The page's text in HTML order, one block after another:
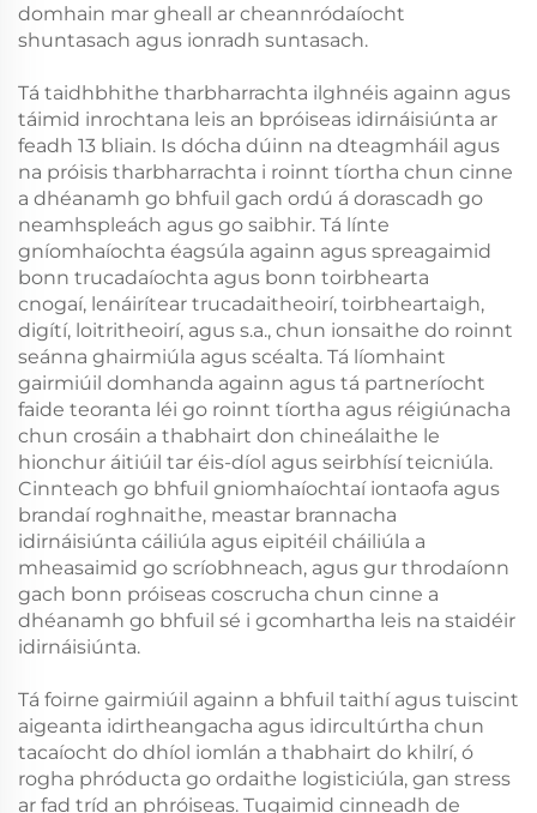
domhain mar gheall ar cheannródaíocht
shuntasach agus ionradh suntasach.
Tá taidhbhithe tharbharrachta ilghnéis againn agus
táimid inrochtana leis an bpróiseas idirnáisiúnta ar
feadh 13 bliain. Is dócha dúinn na dteagmháil agus
na próisis tharbharrachta i roinnt tíortha chun cinne
a dhéanamh go bhfuil gach ordú á dorascadh go
neamhspleách agus go saibhir. Tá línte
gníomhaíochta éagsúla againn agus spreagaimid
bonn trucadaíochta agus bonn toirbhearta
cnogaí, lenáirítear trucadaitheoirí, toirbheartaigh,
digítí, loitritheoirí, agus s.a., chun ionsaithe do roinnt
seánna ghairmiúla agus scéalta. Tá líomhaint
gairmiúil domhanda againn agus tá partneríocht
faide teoranta léi go roinnt tíortha agus réigiúnacha
chun crosáin a thabhairt don chineálaithe le
hionchur áitiúil tar éis-díol agus seirbhísí teicniúla.
Cinnteach go bhfuil gniomhaíochtaí iontaofa agus
brandaí roghnaithe, meastar brannacha
idirnáisiúnta cáiliúla agus eipitéil cháiliúla a
mheasaimid go scríobhneach, agus gur throdaíonn
gach bonn próiseas coscrucha chun cinne a
dhéanamh go bhfuil sé i gcomhartha leis na staidéir
idirnáisiúnta.
Tá foirne gairmiúil againn a bhfuil taithí agus tuiscint
aigeanta idirtheangacha agus idircultúrtha chun
tacaíocht do dhíol iomlán a thabhairt do khilrí, ó
rogha phróducta go ordaithe logisticiúla, gan stress
ar fad tríd an phróiseas. Tugaimid cinneadh de